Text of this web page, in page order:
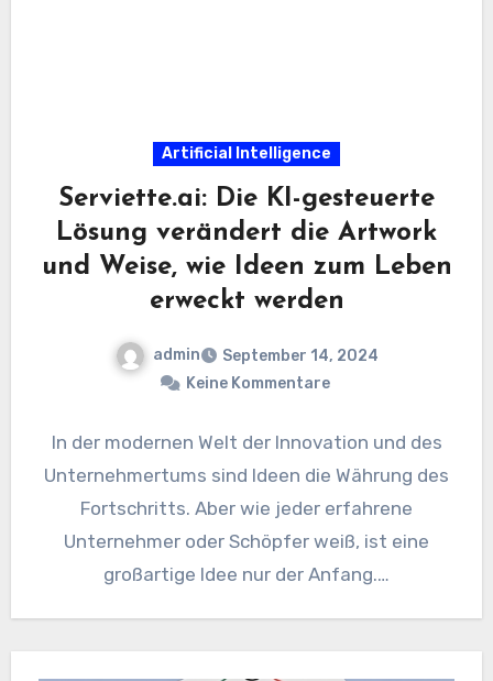
Artificial Intelligence
Serviette.ai: Die KI-gesteuerte
Lösung verändert die Artwork
und Weise, wie Ideen zum Leben
erweckt werden
admin
September 14, 2024
Keine Kommentare
In der modernen Welt der Innovation und des
Unternehmertums sind Ideen die Währung des
Fortschritts. Aber wie jeder erfahrene
Unternehmer oder Schöpfer weiß, ist eine
großartige Idee nur der Anfang.…